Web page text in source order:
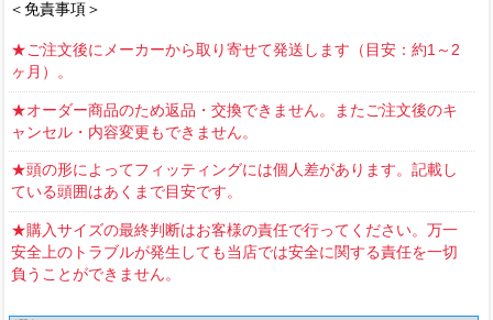
＜免責事項＞
★ご注文後にメーカーから取り寄せて発送します（目安：約1～2
ヶ月）。
★オーダー商品のため返品・交換できません。またご注文後のキ
ャンセル・内容変更もできません。
★頭の形によってフィッティングには個人差があります。記載し
ている頭囲はあくまで目安です。
★購入サイズの最終判断はお客様の責任で行ってください。万一
安全上のトラブルが発生しても当店では安全に関する責任を一切
負うことができません。